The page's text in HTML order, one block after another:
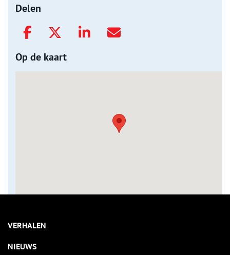
Delen
Op de kaart
VERHALEN
NIEUWS